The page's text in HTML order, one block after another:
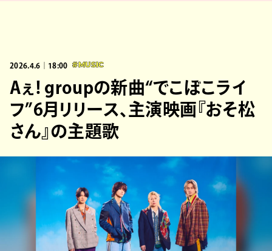
2026.4.6｜18:00 #MUSIC
Aぇ! groupの新曲“でこぼこライ
フ”6月リリース、主演映画『おそ松
さん』の主題歌